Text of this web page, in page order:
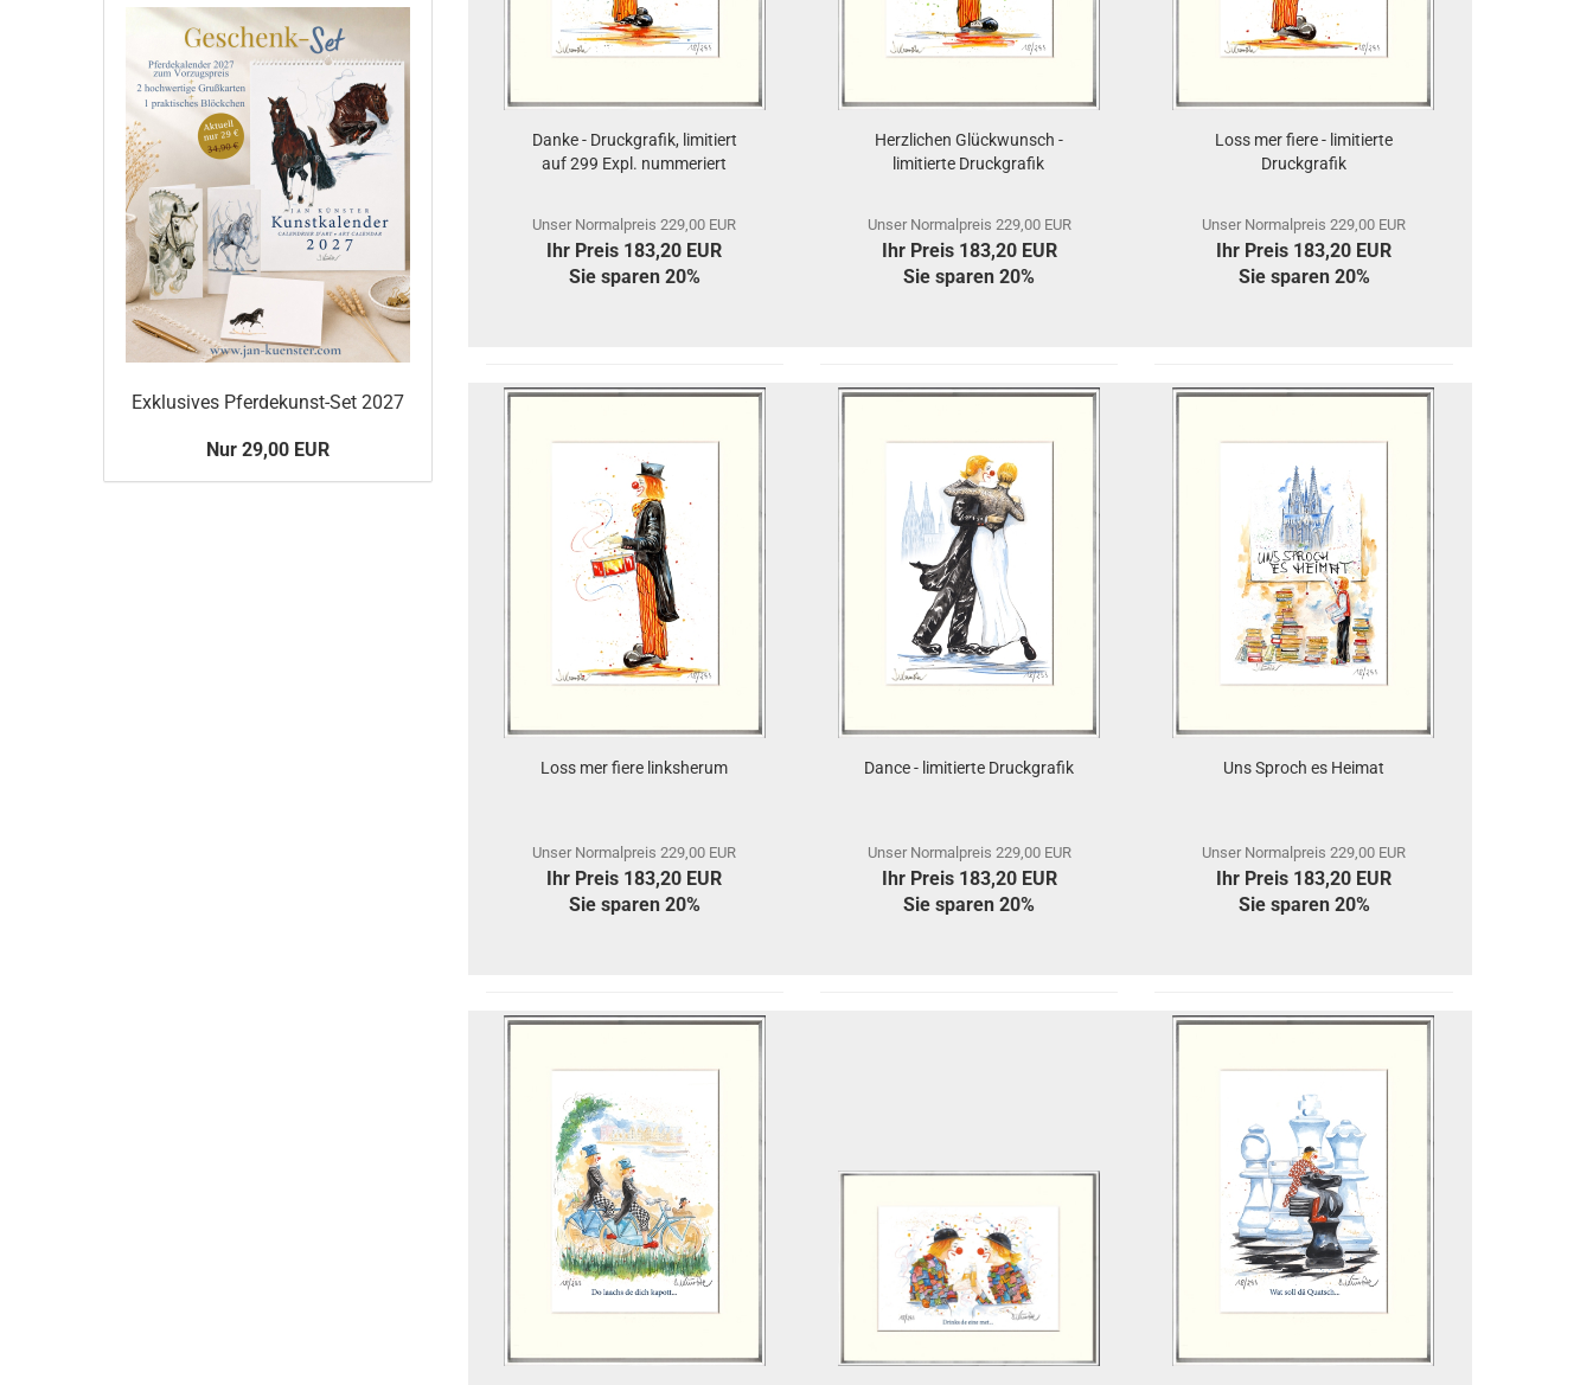
Danke - Druckgrafik, limitiert
auf 299 Expl. nummeriert
Unser Normalpreis 229,00 EUR
Ihr Preis 183,20 EUR
Sie sparen 20%
Herzlichen Glückwunsch -
limitierte Druckgrafik
Unser Normalpreis 229,00 EUR
Ihr Preis 183,20 EUR
Sie sparen 20%
Loss mer fiere - limitierte
Druckgrafik
Unser Normalpreis 229,00 EUR
Ihr Preis 183,20 EUR
Sie sparen 20%
Loss mer fiere linksherum
Unser Normalpreis 229,00 EUR
Ihr Preis 183,20 EUR
Sie sparen 20%
Dance - limitierte Druckgrafik
Unser Normalpreis 229,00 EUR
Ihr Preis 183,20 EUR
Sie sparen 20%
Uns Sproch es Heimat
Unser Normalpreis 229,00 EUR
Ihr Preis 183,20 EUR
Sie sparen 20%
Exklusives Pferdekunst-Set 2027
Nur 29,00 EUR